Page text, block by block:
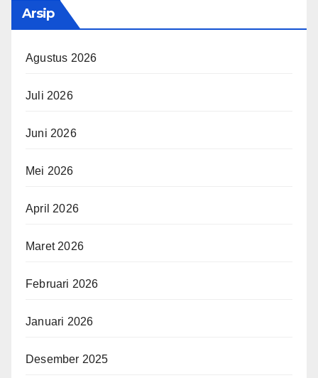
Arsip
Agustus 2026
Juli 2026
Juni 2026
Mei 2026
April 2026
Maret 2026
Februari 2026
Januari 2026
Desember 2025